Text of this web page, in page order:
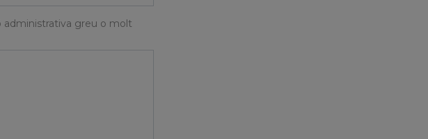
administrativa greu o molt